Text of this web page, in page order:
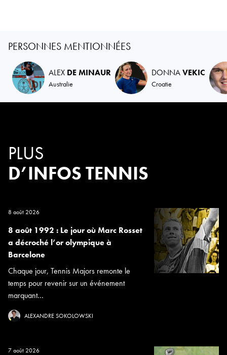
PERSONNES MENTIONNÉES
ALEX DE MINAUR
Australie
DONNAVEKIC
Croatie
PLUS
D’INFOS TENNIS
8 août 2026
8 août 1992 : Le jour où Marc Rosset
a décroché l’or olympique à
Barcelone
Chaque jour, Tennis Majors remonte le
temps pour revenir sur un événement
marquant...
ALEXANDRE SOKOLOWSKI
7 août 2026